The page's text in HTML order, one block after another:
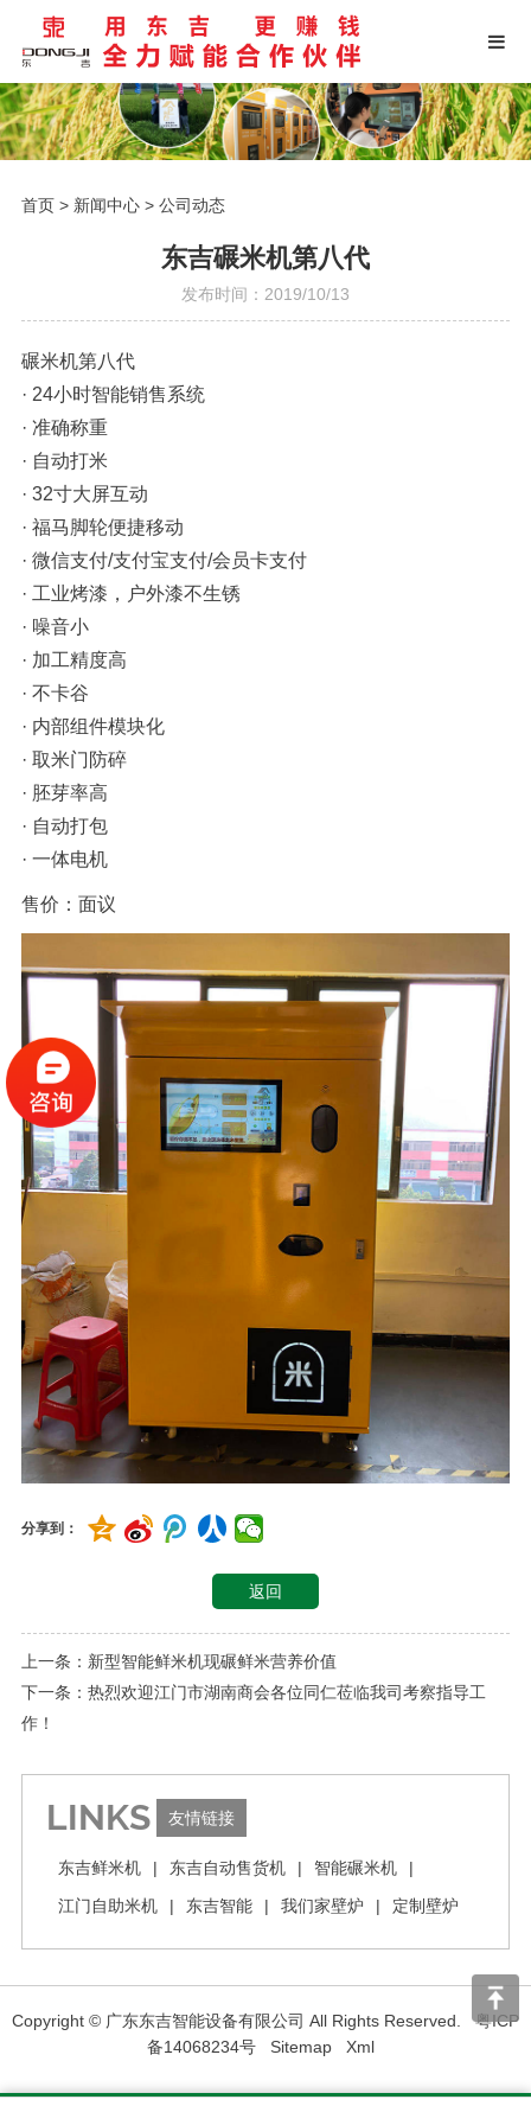
首页> 新闻中心> 公司动态
东吉碾米机第八代
发布时间：2019/10/13
碾米机第八代
· 24小时智能销售系统
· 准确称重
· 自动打米
· 32寸大屏互动
· 福马脚轮便捷移动
· 微信支付/支付宝支付/会员卡支付
· 工业烤漆，户外漆不生锈
· 噪音小
· 加工精度高
· 不卡谷
· 内部组件模块化
· 取米门防碎
· 胚芽率高
· 自动打包
· 一体电机
售价：面议
分享到：
返回
上一条：新型智能鲜米机现碾鲜米营养价值
下一条：热烈欢迎江门市湖南商会各位同仁莅临我司考察指导工
作！
LINKS 友情链接
东吉鲜米机 | 东吉自动售货机 | 智能碾米机
|
江门自助米机
| 东吉智能 | 我们家壁炉 | 定制壁炉
Copyright © 广东东吉智能设备有限公司 All Rights Reserved.粤ICP
备14068234号
Sitemap Xml